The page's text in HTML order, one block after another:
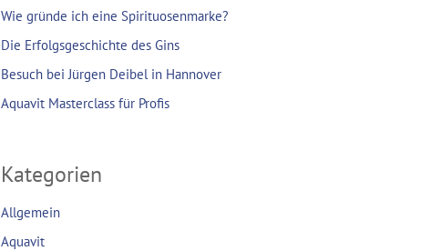
Wie gründe ich eine Spirituosenmarke?
Die Erfolgsgeschichte des Gins
Besuch bei Jürgen Deibel in Hannover
Aquavit Masterclass für Profis
Kategorien
Allgemein
Aquavit